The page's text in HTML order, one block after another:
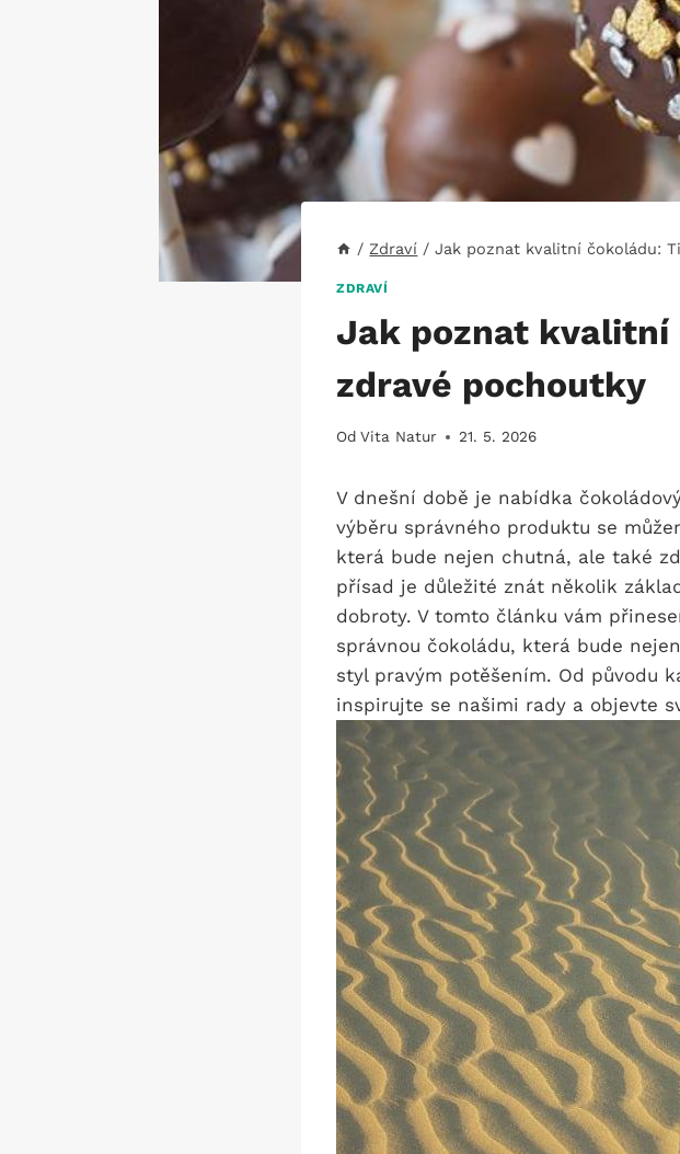
/ Zdraví / Jak poznat kvalitní čokoládu:
ZDRAVÍ
Jak poznat kvalitní
zdravé pochoutky
Od Vita Natur 21. 5. 2026
V dnešní době je nabídka
výběru správného produktu se
která bude nejen chutná, ale také
přísad je důležité znát několik
dobroty. V tomto článku vám
správnou čokoládu, která bude
styl pravým potěšením. Od původu
inspirujte se našimi rady a objevte